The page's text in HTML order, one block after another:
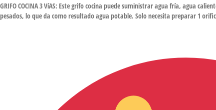
GRIFO COCINA 3 VíAS: Este grifo cocina puede suministrar agua fría, agua
pesados, lo que da como resultado agua potable. Solo necesita preparar 1